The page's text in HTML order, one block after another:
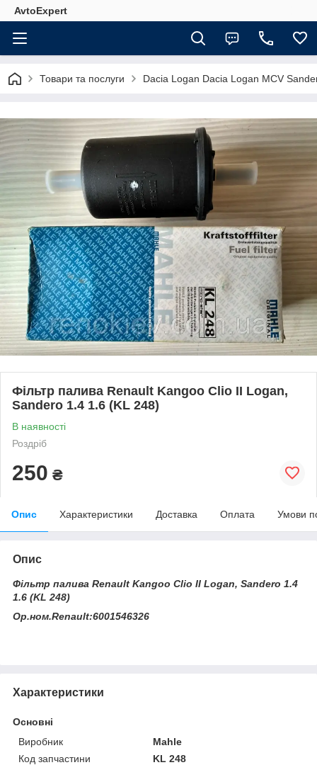
AvtoExpert
Товари та послуги Dacia Logan Dacia Logan MCV
Фільтр палива Renault Kangoo Clio II Logan,
Sandero 1.4 1.6 (KL 248)
В наявності
Роздріб
250 ₴
Опис Характеристики Доставка Оплата Умови
Опис
Фільтр палива Renault Kangoo Clio II Logan, Sandero 1.4
1.6 (KL 248)
Ор.ном.Renault:6001546326
Характеристики
Основні
Виробник
Mahle
Код запчастини
KL 248